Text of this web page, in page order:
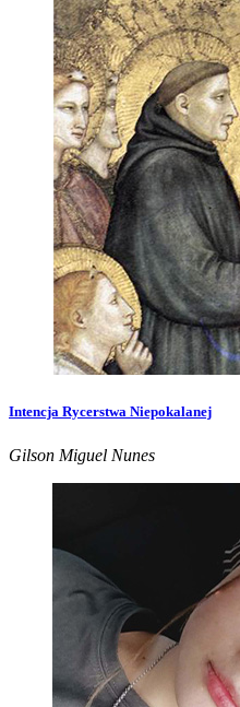
Intencja Rycerstwa Niepokalanej
Gilson Miguel Nunes